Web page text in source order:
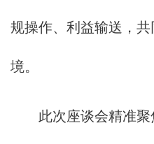
规操作、利益输送，
境。
此次座谈会精准聚